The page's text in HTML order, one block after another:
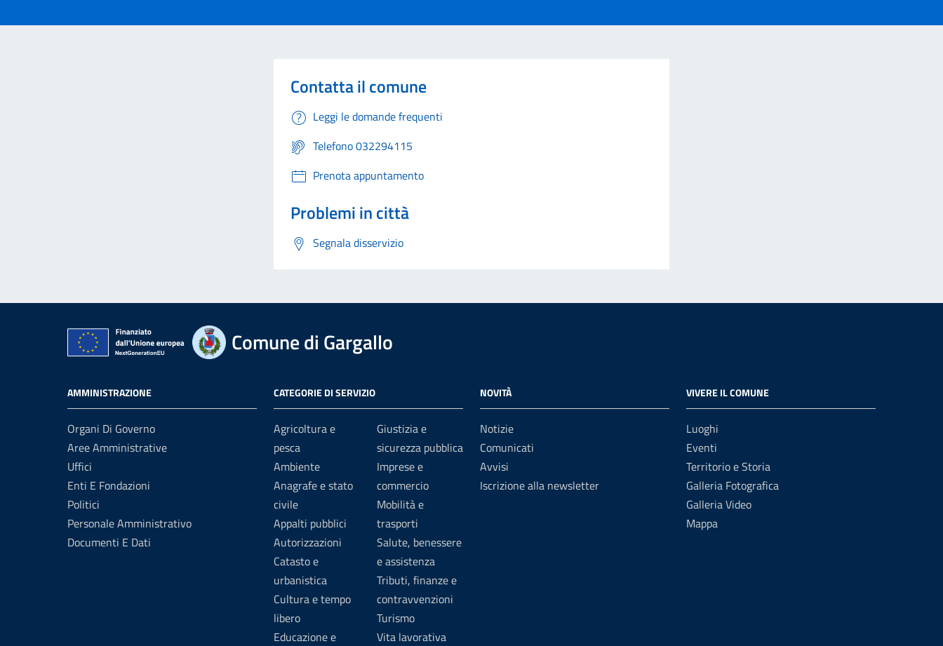
Contatta il comune
Leggi le domande frequenti
Telefono 032294115
Prenota appuntamento
Problemi in città
Segnala disservizio
Comune di Gargallo
AMMINISTRAZIONE
Organi Di Governo
Aree Amministrative
Uffici
Enti E Fondazioni
Politici
Personale Amministrativo
Documenti E Dati
CATEGORIE DI SERVIZIO
Agricoltura e
pesca
Ambiente
Anagrafe e stato
civile
Appalti pubblici
Autorizzazioni
Catasto e
urbanistica
Cultura e tempo
libero
Educazione e
Giustizia e
sicurezza pubblica
Imprese e
commercio
Mobilità e
trasporti
Salute, benessere
e assistenza
Tributi, finanze e
contravvenzioni
Turismo
Vita lavorativa
NOVITÀ
Notizie
Comunicati
Avvisi
Iscrizione alla newsletter
VIVERE IL COMUNE
Luoghi
Eventi
Territorio e Storia
Galleria Fotografica
Galleria Video
Mappa